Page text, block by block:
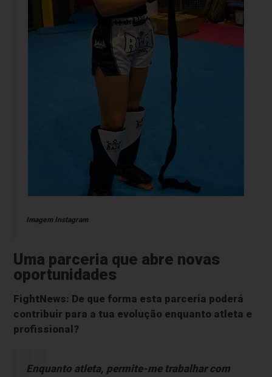
Imagem Instagram
Uma parceria que abre novas
oportunidades
FightNews: De que forma esta parceria poderá
contribuir para a tua evolução enquanto atleta e
profissional?
Enquanto atleta, permite-me trabalhar com